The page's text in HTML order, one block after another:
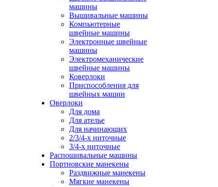
машины
Вышивальные машины
Компьютерные
швейные машины
Электронные швейные
машины
Электромеханические
швейные машины
Коверлоки
Приспособления для
швейных машин
Оверлоки
Для дома
Для ателье
Для начинающих
2/3/4-х ниточные
3/4-х ниточные
Распошивальные машины
Портновские манекены
Раздвижные манекены
Мягкие манекены